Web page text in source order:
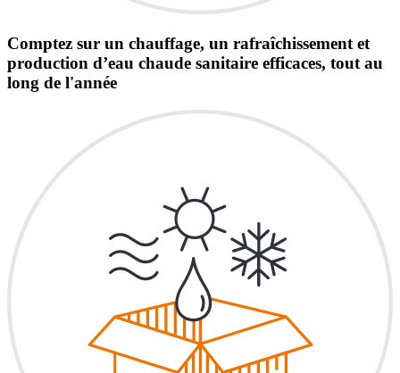
Comptez sur un chauffage, un rafraîchissement et
production d’eau chaude sanitaire efficaces, tout au
long de l'année